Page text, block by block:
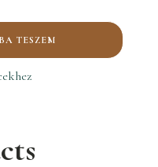
TESZEM